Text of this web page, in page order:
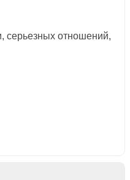
cерьезных отношений,